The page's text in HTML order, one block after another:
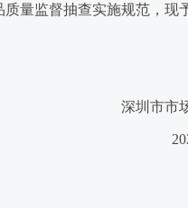
量监督抽查实施规范，现
深圳市市